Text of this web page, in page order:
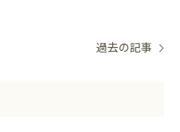
過去の記事